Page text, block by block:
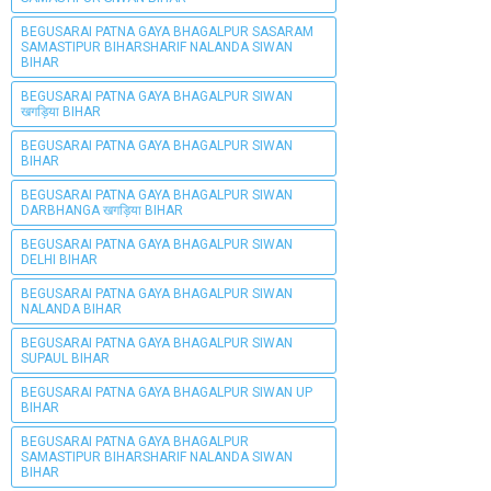
BEGUSARAI PATNA GAYA BHAGALPUR SASARAM
SAMASTIPUR BIHARSHARIF NALANDA SIWAN
BIHAR
BEGUSARAI PATNA GAYA BHAGALPUR SIWAN
खगड़िया BIHAR
BEGUSARAI PATNA GAYA BHAGALPUR SIWAN
BIHAR
BEGUSARAI PATNA GAYA BHAGALPUR SIWAN
DARBHANGA खगड़िया BIHAR
BEGUSARAI PATNA GAYA BHAGALPUR SIWAN
DELHI BIHAR
BEGUSARAI PATNA GAYA BHAGALPUR SIWAN
NALANDA BIHAR
BEGUSARAI PATNA GAYA BHAGALPUR SIWAN
SUPAUL BIHAR
BEGUSARAI PATNA GAYA BHAGALPUR SIWAN UP
BIHAR
BEGUSARAI PATNA GAYA BHAGALPUR
SAMASTIPUR BIHARSHARIF NALANDA SIWAN
BIHAR